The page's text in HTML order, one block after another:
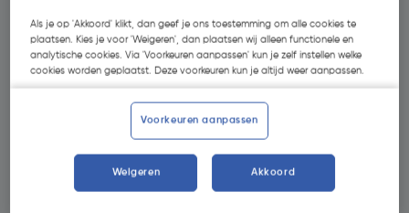
Als je op 'Akkoord' klikt, dan geef je ons toestemming om alle cookies te
plaatsen. Kies je voor 'Weigeren', dan plaatsen wij alleen functionele en
analytische cookies. Via 'Voorkeuren aanpassen' kun je zelf instellen welke
cookies worden geplaatst. Deze voorkeuren kun je altijd weer aanpassen.
Voorkeuren aanpassen
Weigeren Akkoord